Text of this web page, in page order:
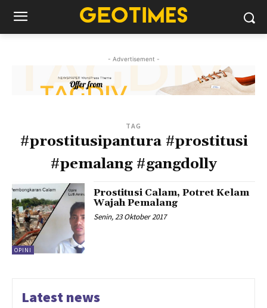
- Advertisement -
TAG
#prostitusipantura #prostitusi
#pemalang #gangdolly
OPINI
Prostitusi Calam, Potret Kelam
Wajah Pemalang
Senin, 23 Oktober 2017
Latest news